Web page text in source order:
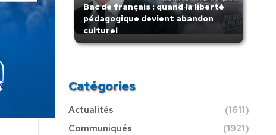
Bac de français : quand la liberté
pédagogique devient abandon
culturel
Catégories
Actualités
(1611)
Communiqués
(1921)